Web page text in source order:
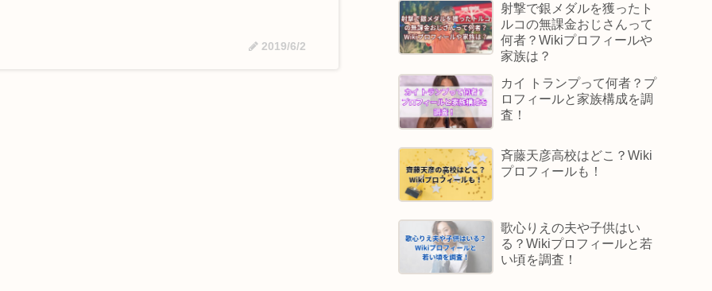
2019/6/2
射撃で銀メダルを獲ったト
ルコの無課金おじさんって
何者？Wikiプロフィールや
家族は？
カイ トランプって何者？プ
ロフィールと家族構成を調
査！
斉藤天彦高校はどこ？Wiki
プロフィールも！
歌心りえの夫や子供はい
る？Wikiプロフィールと若
い頃を調査！